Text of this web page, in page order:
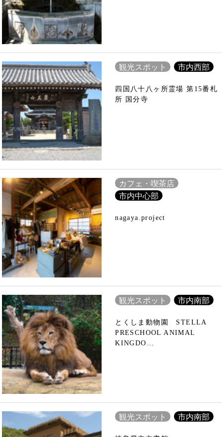
観光スポット 市内西部
四国八十八ヶ所霊場 第15番札
所 国分寺
カフェ・喫茶店
市内中心部
nagaya.project
観光スポット 市内南部
とくしま動物園 STELLA
PRESCHOOL ANIMAL
KINGDO…
観光スポット 市内南部